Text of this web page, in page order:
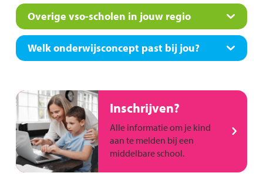
Overige vso-scholen in jouw regio
Welk onderwijsconcept past bij jou?
Inschrijven?
Alle informatie om je kind
aan te melden bij een
middelbare school.